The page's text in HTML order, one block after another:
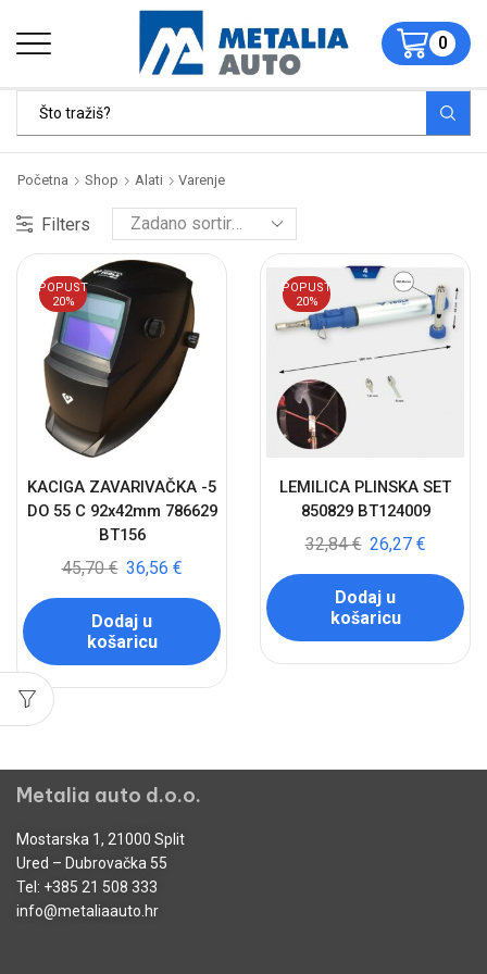
0
Početna Shop Alati Varenje
Filters
POPUST
20%
KACIGA ZAVARIVAČKA -5
DO 55 C 92x42mm 786629
BT156
45,70€ 36,56 €
Dodaj u
košaricu
POPUST
20%
LEMILICA PLINSKA SET
850829 BT124009
32,84€ 26,27 €
Dodaj u
košaricu
Metalia auto d.o.o.
Mostarska 1, 21000 Split
Ured – Dubrovačka 55
Tel: +385 21 508 333
info@metaliaauto.hr